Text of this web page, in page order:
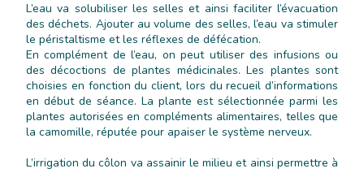
L’eau va solubiliser les selles et ainsi faciliter l’évacuation
des déchets. Ajouter au volume des selles, l’eau va stimuler
le péristaltisme et les réflexes de défécation.
En complément de l’eau, on peut utiliser des infusions ou
des décoctions de plantes médicinales. Les plantes sont
choisies en fonction du client, lors du recueil d’informations
en début de séance. La plante est sélectionnée parmi les
plantes autorisées en compléments alimentaires, telles que
la camomille, réputée pour apaiser le système nerveux.
L’irrigation du côlon va assainir le milieu et ainsi permettre à